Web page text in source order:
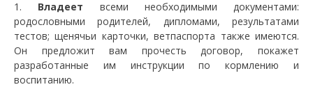
1. Владеет всеми необходимыми документами:
родословными родителей, дипломами, результатами
тестов; щенячьи карточки, ветпаспорта также имеются.
Он предложит вам прочесть договор, покажет
разработанные им инструкции по кормлению и
воспитанию.